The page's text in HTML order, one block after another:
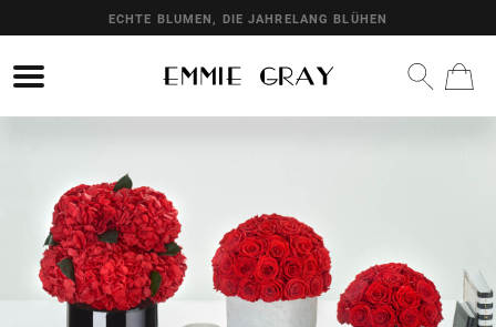
ECHTE BLUMEN, DIE JAHRELANG BLÜHEN